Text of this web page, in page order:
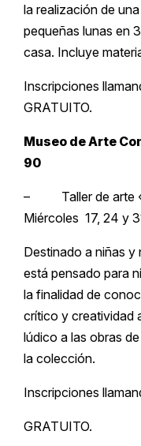
la realización de
pequeñas lunas en
casa. Incluye
Inscripciones
GRATUITO.
Museo de Arte
90
– Taller de arte
Miércoles 17, 24
Destinado a niñas y
está pensado para
la finalidad de
crítico y creatividad
lúdico a las obras
la colección.
Inscripciones
GRATUITO.